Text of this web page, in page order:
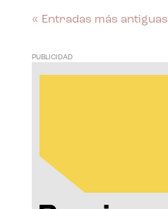
« Entradas más antiguas
PUBLICIDAD